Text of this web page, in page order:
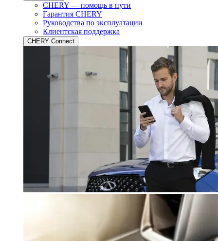
CHERY — помощь в пути
Гарантия CHERY
Руководства по эксплуатации
Клиентская поддержка
CHERY Connect